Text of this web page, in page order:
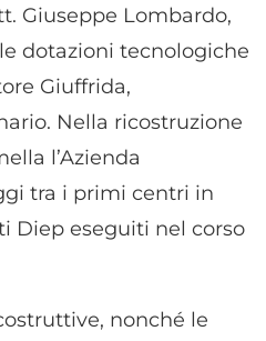
Giuseppe Lombardo,
dotazioni tecnologiche
Giuffrida,
Nella ricostruzione
l’Azienda
tra i primi centri in
Diep eseguiti nel corso
nonché le